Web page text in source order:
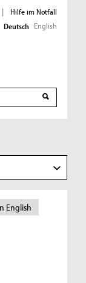
|
Hilfe im Notfall
Deutsch English
English